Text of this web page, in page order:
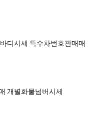
디시세 특수차번호판매매
개별화물넘버시세